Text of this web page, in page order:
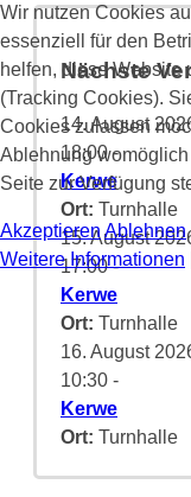
Nächste
14. August
18:00-
Kerwe
Ort: Turnhalle
15. August
17:00-
Kerwe
Ort: Turnhalle
16. August
10:30 -
Kerwe
Ort: Turnhalle
Wir nutzen Cookies
essenziell für den
helfen, diese Website
(Tracking Cookies).
Cookies zulassen
Ablehnung
Seite zur Verfügung
Akzeptieren Ablehnen
Weitere Informationen